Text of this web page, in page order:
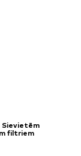
filtriem